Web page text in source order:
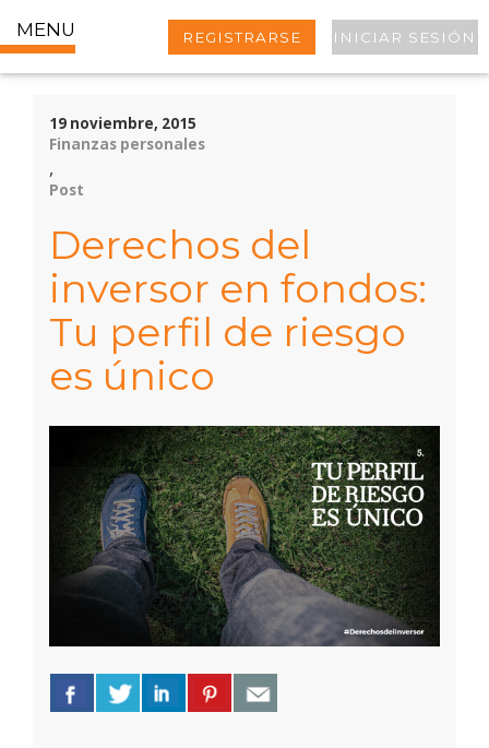
MENU REGISTRARSE INICIAR SESIÓN
19 noviembre, 2015
Finanzas personales
,
Post
Derechos del
inversor en fondos:
Tu perfil de riesgo
es único